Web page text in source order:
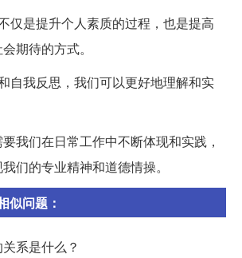
仅是提升个人素质的过程，也是提高
期待的方式。
自我反思，我们可以更好地理解和实
我们在日常工作中不断体现和实践，
们的专业精神和道德情操。
似问题：
系是什么？